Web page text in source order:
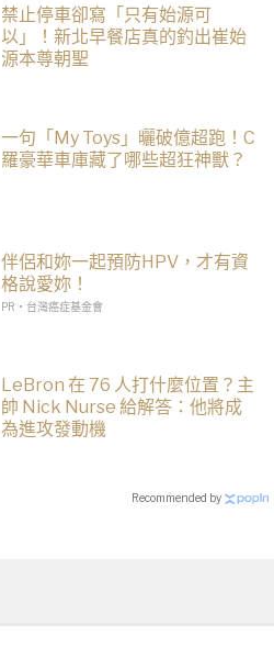
禁止停車卻寫「只有始源可
以」！新北早餐店真的釣出崔始
源本尊朝聖
一句「My Toys」曬破億超跑！C
羅豪華車庫藏了哪些超狂神獸？
伴侶和妳一起預防HPV，才有資
格說愛妳！
PR・台灣癌症基金會
LeBron 在 76 人打什麼位置？主
帥 Nick Nurse 給解答：他將成
為進攻發動機
Recommended by